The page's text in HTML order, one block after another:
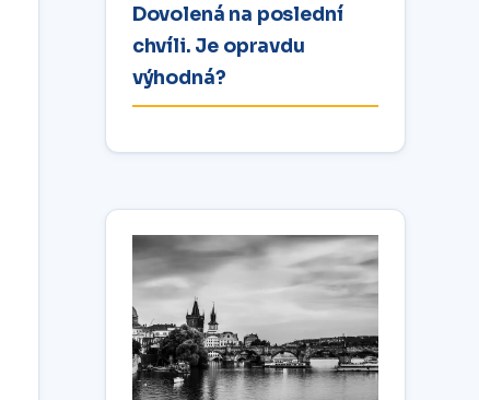
Dovolená na poslední
chvíli. Je opravdu
výhodná?